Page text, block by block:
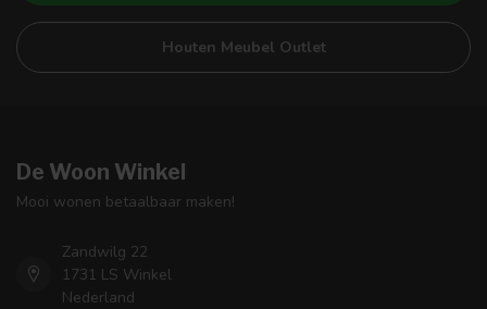
Houten Meubel Outlet
De Woon Winkel
Mooi wonen betaalbaar maken!
Zandwilg 22
1731 LS Winkel
Nederland